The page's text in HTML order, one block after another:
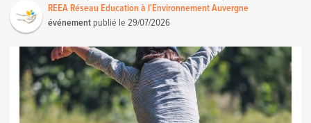
REEA Réseau Education à l'Environnement Auvergne
événement publié le29/07/2026